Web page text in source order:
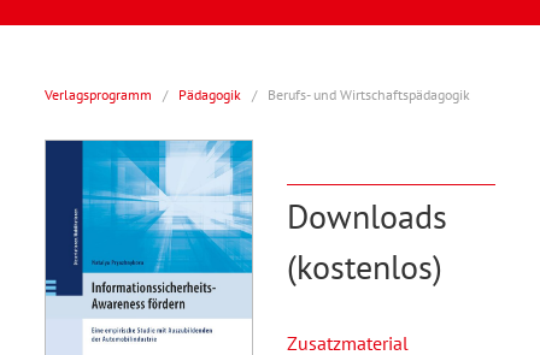
Verlagsprogramm / Pädagogik / Berufs- und Wirtschaftspädagogik
Downloads
(kostenlos)
Zusatzmaterial